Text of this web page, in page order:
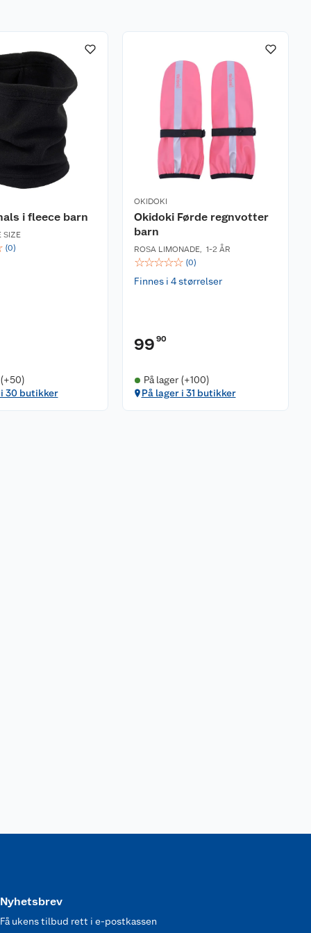
i fleece barn
SIZE
(0)
i 30 butikker
OKIDOKI
Okidoki Førde regnvotter
barn
ROSA LIMONADE, 1-2 ÅR
☆☆☆☆☆ (0)
Finnes i 4 størrelser
99 90
På lager (+100)
På lager i 31 butikker
Nyhetsbrev
Få ukens tilbud rett i e-postkassen